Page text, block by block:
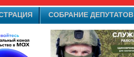
СОБРАНИЕ ДЕПУТАТОВ